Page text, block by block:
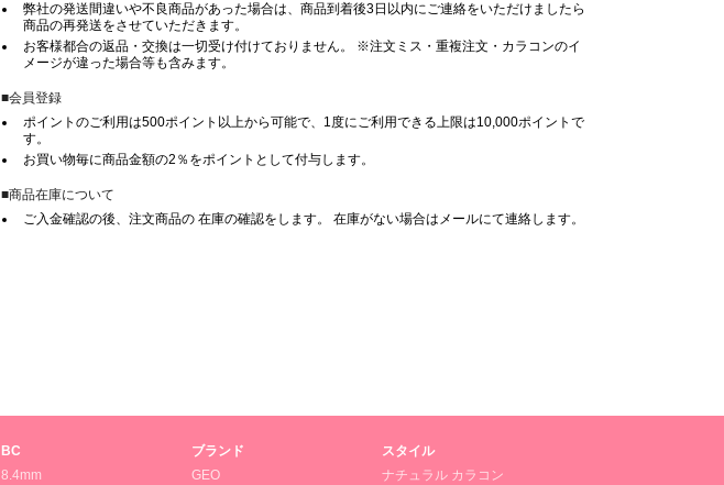
弊社の発送間違いや不良商品があった場合は、商品到着後3日以内にご連絡をいただけましたら
商品の再発送をさせていただきます。
お客様都合の返品・交換は一切受け付けておりません。 ※注文ミス・重複注文・カラコンのイ
メージが違った場合等も含みます。
■会員登録
ポイントのご利用は500ポイント以上から可能で、1度にご利用できる上限は10,000ポイントで
す。
お買い物毎に商品金額の2％をポイントとして付与します。
■商品在庫について
ご入金確認の後、注文商品の 在庫の確認をします。 在庫がない場合はメールにて連絡します。
BC
8.4mm
ブランド
GEO
スタイル
ナチュラル カラコン